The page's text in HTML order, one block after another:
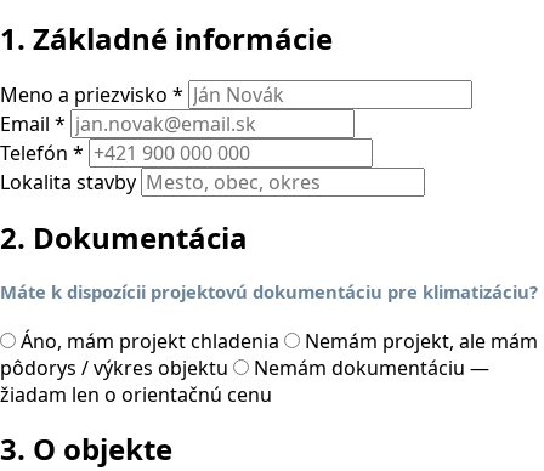
1. Základné informácie
Meno a priezvisko *
Email *
Telefón *
Lokalita stavby
2. Dokumentácia
Máte k dispozícii projektovú dokumentáciu pre klimatizáciu?
Áno, mám projekt chladenia
Nemám projekt, ale mám
pôdorys / výkres objektu
Nemám dokumentáciu —
žiadam len o orientačnú cenu
3. O objekte